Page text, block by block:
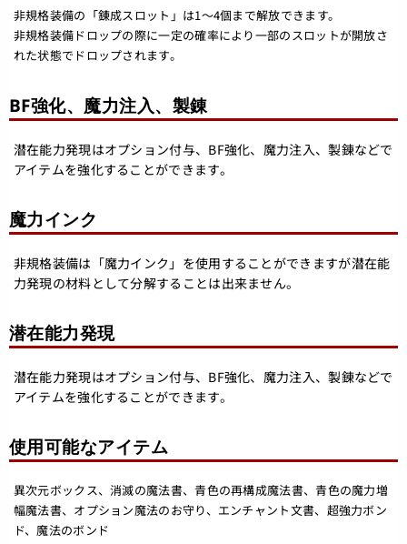
非規格装備の「錬成スロット」は1～4個まで解放できます。
非規格装備ドロップの際に一定の確率により一部のスロットが開放さ
れた状態でドロップされます。
BF強化、魔力注入、製錬
潜在能力発現はオプション付与、BF強化、魔力注入、製錬などで
アイテムを強化することができます。
魔力インク
非規格装備は「魔力インク」を使用することができますが潜在能
力発現の材料として分解することは出来ません。
潜在能力発現
潜在能力発現はオプション付与、BF強化、魔力注入、製錬などで
アイテムを強化することができます。
使用可能なアイテム
異次元ボックス、消滅の魔法書、青色の再構成魔法書、青色の魔力増
幅魔法書、オプション魔法のお守り、エンチャント文書、超強力ボン
ド、魔法のボンド